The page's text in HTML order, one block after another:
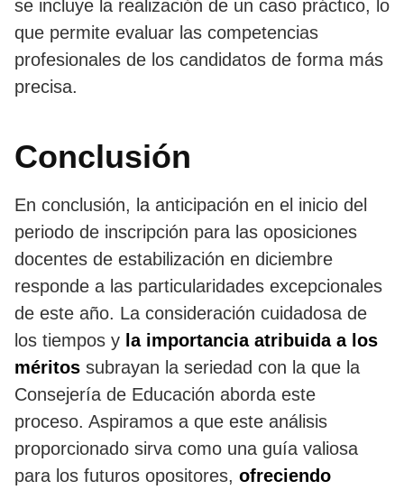
se incluye la realización de un caso práctico, lo
que permite evaluar las competencias
profesionales de los candidatos de forma más
precisa.
Conclusión
En conclusión, la anticipación en el inicio del
periodo de inscripción para las oposiciones
docentes de estabilización en diciembre
responde a las particularidades excepcionales
de este año. La consideración cuidadosa de
los tiempos y la importancia atribuida a los
méritos subrayan la seriedad con la que la
Consejería de Educación aborda este
proceso. Aspiramos a que este análisis
proporcionado sirva como una guía valiosa
para los futuros opositores, ofreciendo